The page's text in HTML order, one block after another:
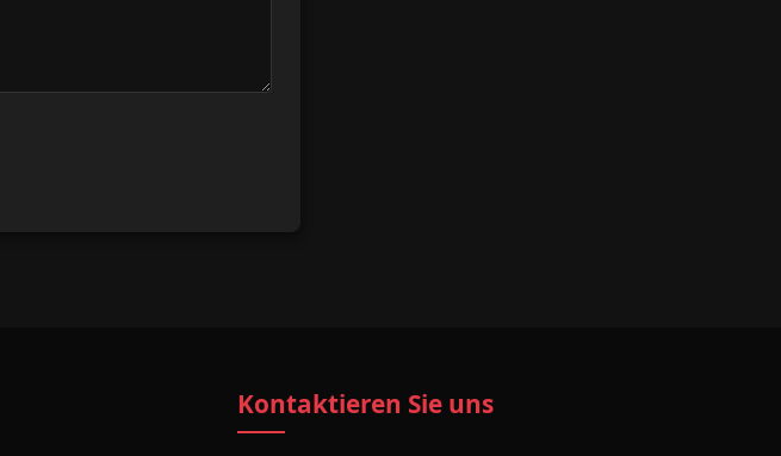
Kontaktieren Sie uns